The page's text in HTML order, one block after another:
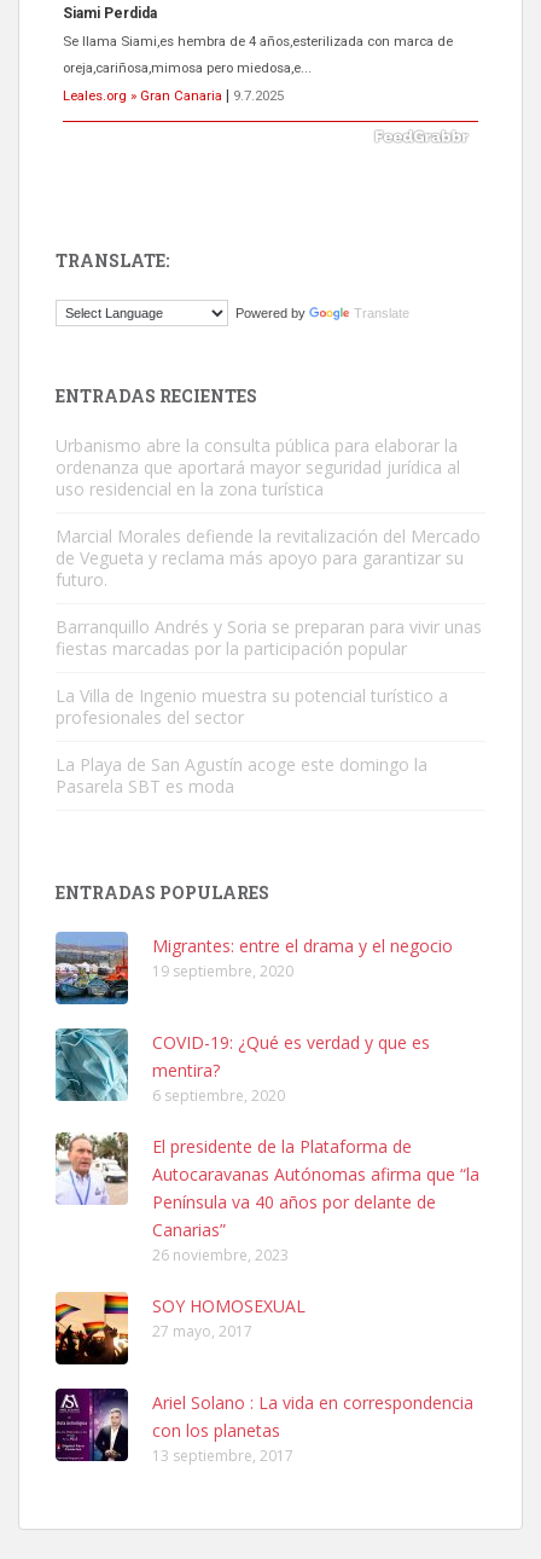
ADOPCIÓN URGENTE GATA TEROR GRAN CANARIA
El ayuntamiento se va a llevar a Los Gatos callejeros de la zona los
próximos días, ella incluida...
Leales.org » Gran Canaria | 9.7.2025
Gato manso encontrado
Este gato macho ha aparecido en la calle hace menos de un mes,
Adopción urgente
hembra, 4 años. Por motivos personales ...
Leales.org » Gran Canaria | 6.7.2025
PERRO MACHO RAZA SHIBA CON MICROCHIP PERDIDO HOY
Leales.org » Gran Canaria
6.7.2025
Ninfa perdida
El día 5 se los perdió una ninfa papillera, asustada tiene miedo a la
calle, se perdió por la zon...
Adopcion
Busco casa de acogida para mi perrita ya que por temas de trabajo
no la puedo tener. Solo gente r...
TRANSLATE:
Powered by Translate
ENTRADAS RECIENTES
Urbanismo abre la consulta pública para elaborar la
ordenanza que aportará mayor seguridad jurídica al
uso residencial en la zona turística
Marcial Morales defiende la revitalización del Mercado
de Vegueta y reclama más apoyo para garantizar su
futuro.
Barranquillo Andrés y Soria se preparan para vivir unas
fiestas marcadas por la participación popular
La Villa de Ingenio muestra su potencial turístico a
profesionales del sector
La Playa de San Agustín acoge este domingo la
Pasarela SBT es moda
ENTRADAS POPULARES
Migrantes: entre el drama y el negocio
19 septiembre, 2020
COVID-19: ¿Qué es verdad y que es
mentira?
6 septiembre, 2020
El presidente de la Plataforma de
Autocaravanas Autónomas afirma que “la
Península va 40 años por delante de
Canarias”
26 noviembre, 2023
SOY HOMOSEXUAL
27 mayo, 2017
Ariel Solano : La vida en correspondencia
con los planetas
13 septiembre, 2017